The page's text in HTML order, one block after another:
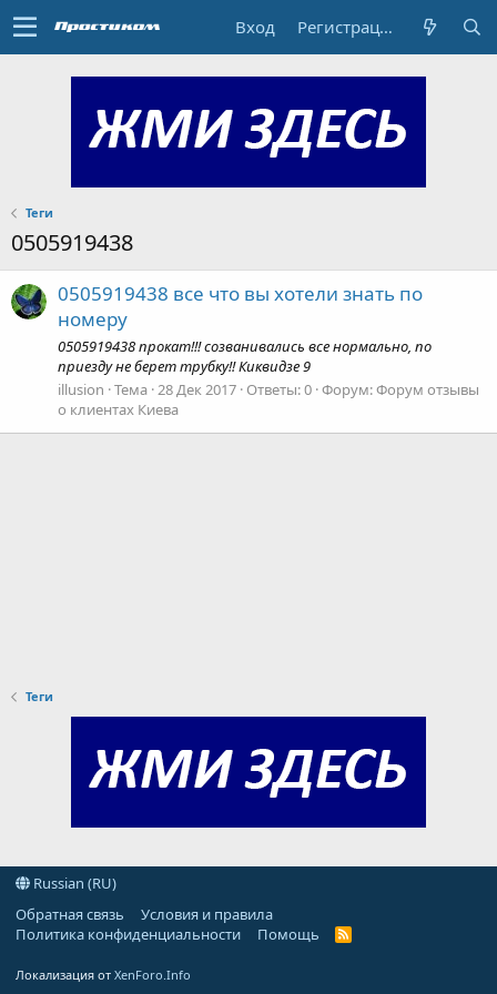
Вход Регистрация
Теги
0505919438
0505919438 все что вы хотели знать по
номеру
0505919438 прокат!!! созванивались все нормально, по
приезду не берет трубку!! Киквидзе 9
illusion Тема 28 Дек 2017 Ответы: 0 Форум:Форум отзывы
о клиентах Киева
Теги
Russian (RU)
Обратная связь
Условия и правила
Политика конфиденциальности
Помощь
R
Локализация от XenForo.Info